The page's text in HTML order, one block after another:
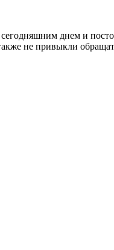
днем и
не привыкли